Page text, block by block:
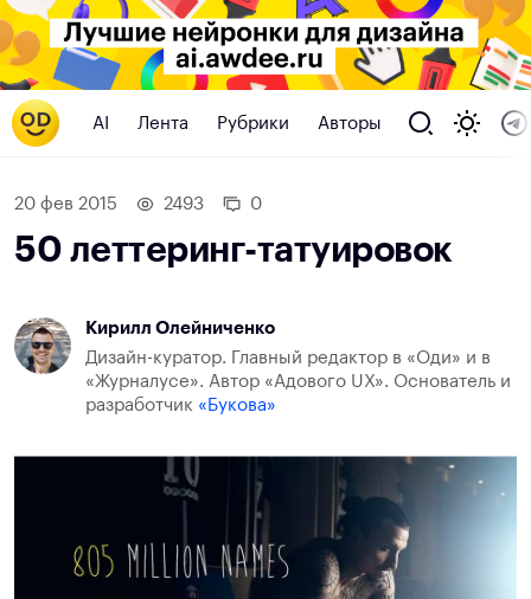
AI Лента Рубрики Авторы
20 фев 2015 2493 0
50 леттеринг-татуировок
Кирилл Олейниченко
Дизайн-куратор. Главный редактор в «Оди» и в
«Журналусе». Автор «Адового UX». Основатель и
разработчик «Букова»